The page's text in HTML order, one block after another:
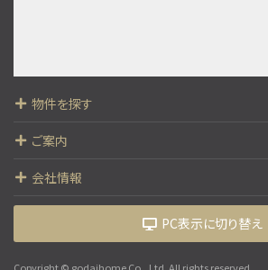
○現地集合、現地解散も可能です ○まずは資料だけ…
物件を探す
ご案内
会社情報
PC表示に切り替え